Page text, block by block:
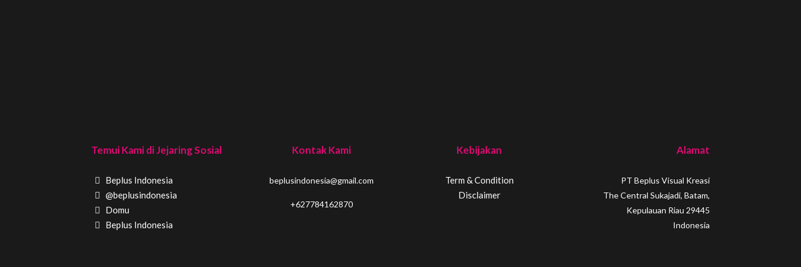
Temui Kami di Jejaring Sosial
Beplus Indonesia
@beplusindonesia
Domu
Beplus Indonesia
Kontak Kami
beplusindonesia@gmail.com
+627784162870
Kebijakan
Term & Condition
Disclaimer
Alamat
PT Beplus Visual Kreasi
The Central Sukajadi, Batam,
Kepulauan Riau 29445
Indonesia